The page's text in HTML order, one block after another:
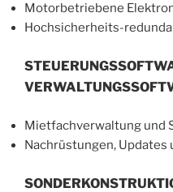
Motorbetriebene
Hochsicherheits-
Mietfachverwaltung und
Nachrüstungen,